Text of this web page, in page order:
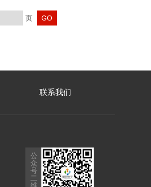
页
联系我们
公
众
号
二